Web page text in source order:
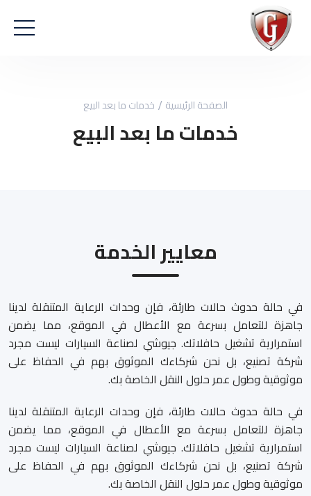
الصفحة الرئيسية خدمات ما بعد البيع
خدمات ما بعد البيع
معايير الخدمة
في حالة حدوث حالات طارئة، فإن وحدات الرعاية المتنقلة لدينا
جاهزة للتعامل بسرعة مع الأعطال في الموقع، مما يضمن
استمرارية تشغيل حافلاتك. جيوشي لصناعة السيارات ليست مجرد
شركة تصنيع، بل نحن شركاءك الموثوق بهم في الحفاظ على
موثوقية وطول عمر حلول النقل الخاصة بك.
في حالة حدوث حالات طارئة، فإن وحدات الرعاية المتنقلة لدينا
جاهزة للتعامل بسرعة مع الأعطال في الموقع، مما يضمن
استمرارية تشغيل حافلاتك. جيوشي لصناعة السيارات ليست مجرد
شركة تصنيع، بل نحن شركاءك الموثوق بهم في الحفاظ على
موثوقية وطول عمر حلول النقل الخاصة بك.